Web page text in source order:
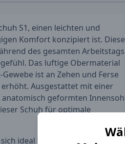
S1, einen leichten und
Komfort konzipiert ist. Diese
des gesamten Arbeitstags
Das luftige Obermaterial
ist an Zehen und Ferse
Ausgestattet mit einer
geformten
Schuh für optimale
ideal für verschiedene